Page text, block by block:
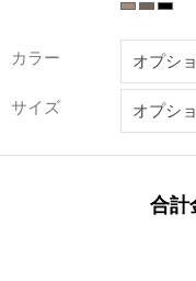
カラー
サイズ
合計